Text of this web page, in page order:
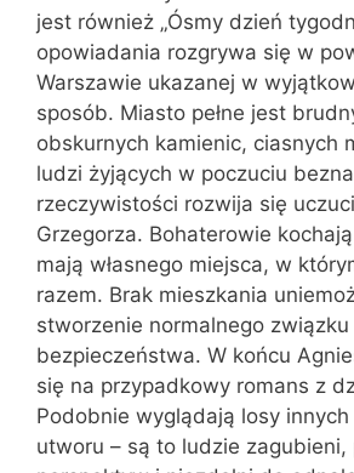
jest również „Ósmy dzień
opowiadania rozgrywa się w
Warszawie ukazanej w
sposób. Miasto pełne jest
obskurnych kamienic, ciasnych
ludzi żyjących w poczuciu
rzeczywistości rozwija się
Grzegorza. Bohaterowie
mają własnego miejsca, w
razem. Brak mieszkania
stworzenie normalnego związku
bezpieczeństwa. W końcu
się na przypadkowy romans z
Podobnie wyglądają losy
utworu – są to ludzie zagubieni,